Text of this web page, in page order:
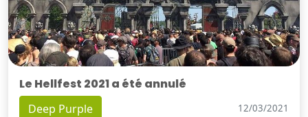
Le Hellfest 2021 a été annulé
Deep Purple 12/03/2021